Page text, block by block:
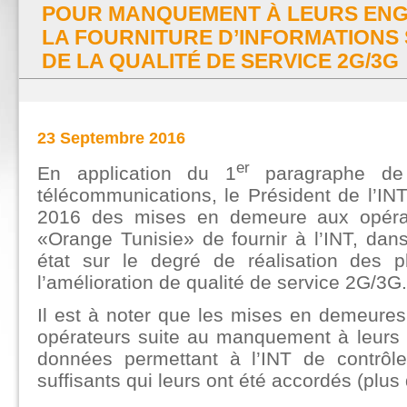
POUR MANQUEMENT À LEURS
LA FOURNITURE
DE LA QUALITÉ DE SERVICE 2G/3G
23 Septembre 2016
En application du 1erparagraphe
télécommunications, le Président de
2016 des mises en demeure aux
«Orange Tunisie» de fournir à l’INT,
état sur le degré de réalisation des
l’amélioration de qualité de service 2G/3G.
Il est à noter que les mises en
opérateurs suite au manquement à
données permettant à l’INT de
suffisants qui leurs ont été accordés